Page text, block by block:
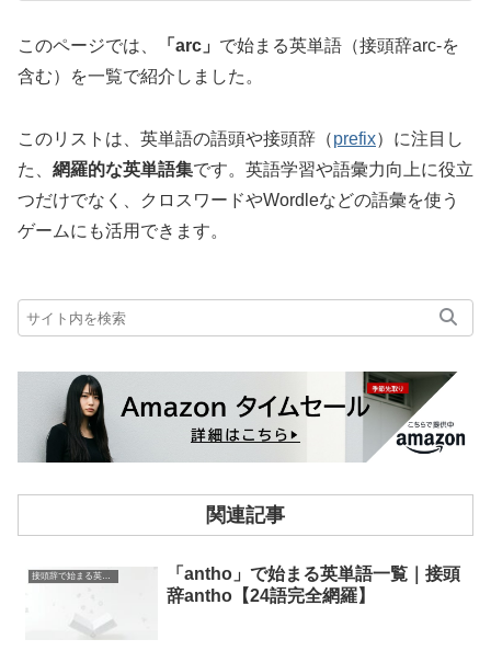
このページでは、 「arc」 で始まる英単語（接頭辞arc-を
含む）を一覧で紹介しました。
このリストは、英単語の語頭や接頭辞（prefix）に注目し
た、 網羅的な英単語集です。英語学習や語彙力向上に役立
つだけでなく、クロスワードやWordleなどの語彙を使う
ゲームにも活用できます。
関連記事
接頭辞で始まる英単語
「antho」で始まる英単語一覧｜接頭
辞antho【24語完全網羅】